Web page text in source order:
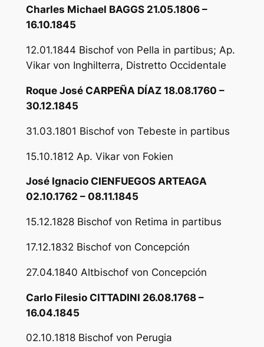
Charles Michael BAGGS 21.05.1806 –
16.10.1845
12.01.1844 Bischof von Pella in partibus; Ap.
Vikar von Inghilterra, Distretto Occidentale
Roque José CARPEÑA DÍAZ 18.08.1760 –
30.12.1845
31.03.1801 Bischof von Tebeste in partibus
15.10.1812 Ap. Vikar von Fokien
José Ignacio CIENFUEGOS ARTEAGA
02.10.1762 – 08.11.1845
15.12.1828 Bischof von Retima in partibus
17.12.1832 Bischof von Concepción
27.04.1840 Altbischof von Concepción
Carlo Filesio CITTADINI 26.08.1768 –
16.04.1845
02.10.1818 Bischof von Perugia